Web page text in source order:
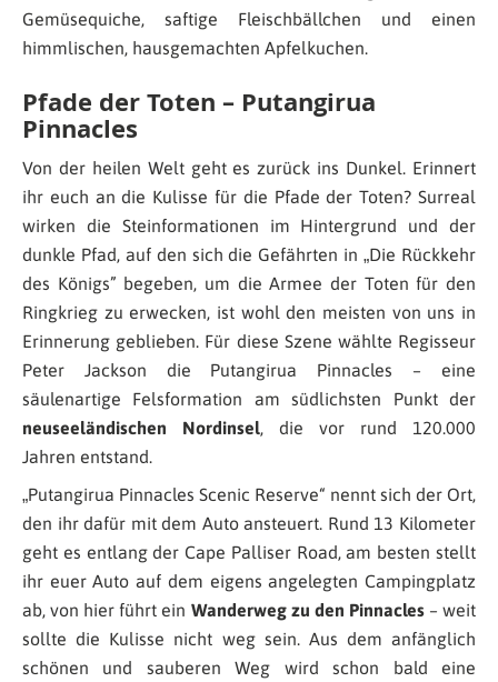
Gemüsequiche, saftige Fleischbällchen und einen
himmlischen, hausgemachten Apfelkuchen.
Pfade der Toten – Putangirua
Pinnacles
Von der heilen Welt geht es zurück ins Dunkel. Erinnert
ihr euch an die Kulisse für die Pfade der Toten? Surreal
wirken die Steinformationen im Hintergrund und der
dunkle Pfad, auf den sich die Gefährten in „Die Rückkehr
des Königs” begeben, um die Armee der Toten für den
Ringkrieg zu erwecken, ist wohl den meisten von uns in
Erinnerung geblieben. Für diese Szene wählte Regisseur
Peter Jackson die Putangirua Pinnacles – eine
säulenartige Felsformation am südlichsten Punkt der
neuseeländischen Nordinsel, die vor rund 120.000
Jahren entstand.
„Putangirua Pinnacles Scenic Reserve“ nennt sich der Ort,
den ihr dafür mit dem Auto ansteuert. Rund 13 Kilometer
geht es entlang der Cape Palliser Road, am besten stellt
ihr euer Auto auf dem eigens angelegten Campingplatz
ab, von hier führt ein Wanderweg zu den Pinnacles– weit
sollte die Kulisse nicht weg sein. Aus dem anfänglich
schönen und sauberen Weg wird schon bald eine